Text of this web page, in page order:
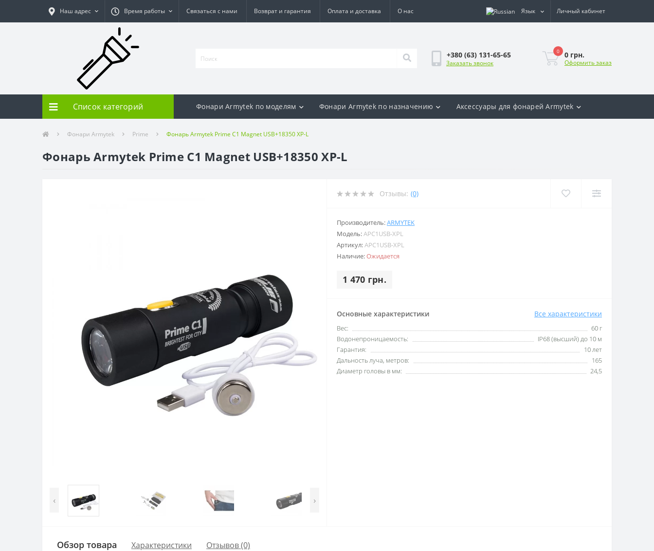
Наш адрес Время работы Связаться с нами Возврат и гарантия Оплата и доставка О нас Язык Личный кабинет
+380 (63) 131-65-65
Заказать звонок
0 0 грн.
Оформить заказ
Список категорий Фонари Armytek по моделям Фонари Armytek по назначению Аксесcуары для фонарей Armytek
Фонари Armytek Prime Фонарь Armytek Prime C1 Magnet USB+18350 XP-L
Фонарь Armytek Prime C1 Magnet USB+18350 XP-L
‹ ›
Отзывы: (0)
Производитель:ARMYTEK
Модель:APC1USB-XPL
Артикул:APC1USB-XPL
Наличие:Ожидается
1 470 грн.
Основные характеристики Все характеристики
Вес:
60 г
Водонепроницаемость:
IP68 (высший) до 10 м
Гарантия:
10 лет
Дальность луча, метров:
165
Диаметр головы в мм:
24,5
Обзор товара Характеристики Отзывов (0)